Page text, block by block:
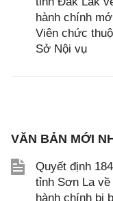
hành chính
Viên chức
Sở Nội vụ
VĂN BẢN MỚI
Quyết định
tỉnh Sơn La
hành chính bị